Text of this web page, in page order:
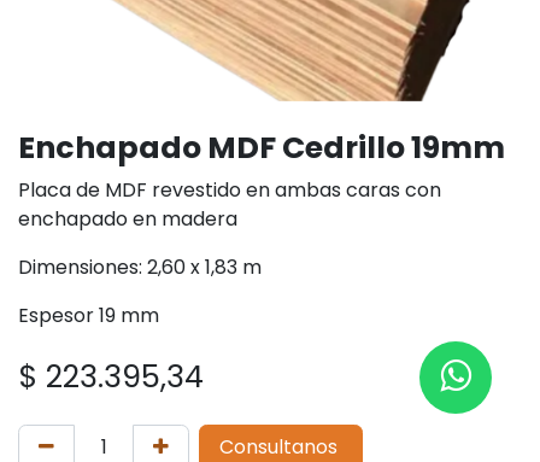
Enchapado MDF Cedrillo 19mm
Placa de MDF revestido en ambas caras con
enchapado en madera
Dimensiones: 2,60 x 1,83 m
Espesor 19 mm
$ 223.395,34
Consultanos